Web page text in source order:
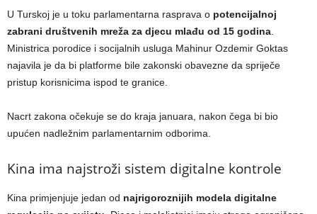
U Turskoj je u toku parlamentarna rasprava o potencijalnoj
zabrani društvenih mreža za djecu mlađu od 15 godina.
Ministrica porodice i socijalnih usluga Mahinur Ozdemir Goktas
najavila je da bi platforme bile zakonski obavezne da spriječe
pristup korisnicima ispod te granice.
Nacrt zakona očekuje se do kraja januara, nakon čega bi bio
upućen nadležnim parlamentarnim odborima.
Kina ima najstroži sistem digitalne kontrole
Kina primjenjuje jedan od najrigoroznijih modela digitalne